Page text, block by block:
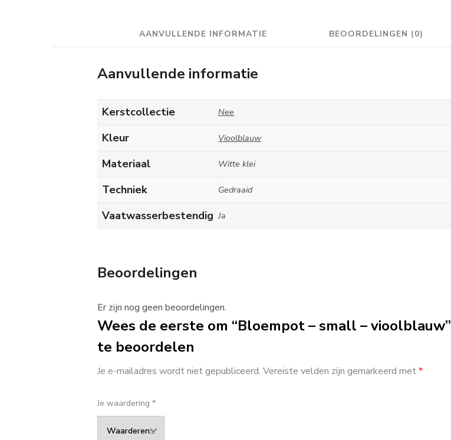
AANVULLENDE INFORMATIE BEOORDELINGEN (0)
Aanvullende informatie
Kerstcollectie Nee
Kleur Vioolblauw
Materiaal Witte klei
Techniek Gedraaid
Vaatwasserbestendig Ja
Beoordelingen
Er zijn nog geen beoordelingen.
Wees de eerste om “Bloempot – small – vioolblauw”
te beoordelen
Je e-mailadres wordt niet gepubliceerd. Vereiste velden zijn gemarkeerd met*
Je waardering *